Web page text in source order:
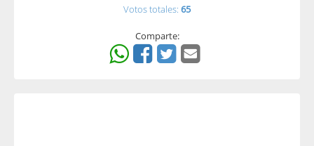
Votos totales: 65
Comparte: